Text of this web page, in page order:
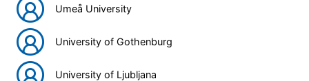
Umeå University
University of Gothenburg
University of Ljubljana